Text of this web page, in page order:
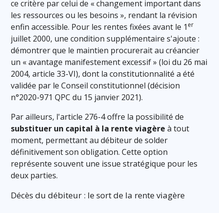
ce critère par celui de « changement important dans
les ressources ou les besoins », rendant la révision
enfin accessible. Pour les rentes fixées avant le 1 er
juillet 2000, une condition supplémentaire s'ajoute :
démontrer que le maintien procurerait au créancier
un « avantage manifestement excessif » (loi du 26 mai
2004, article 33-VI), dont la constitutionnalité a été
validée par le Conseil constitutionnel (décision
n°2020-971 QPC du 15 janvier 2021).
Par ailleurs, l'article 276-4 offre la possibilité de
substituer un capital à la rente viagère à tout
moment, permettant au débiteur de solder
définitivement son obligation. Cette option
représente souvent une issue stratégique pour les
deux parties.
Décès du débiteur : le sort de la rente viagère